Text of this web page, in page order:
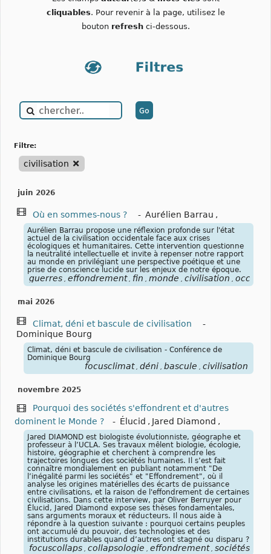
cliquables. Pour revenir à la page, utilisez le
bouton refreshci-dessous.
filtre:
civilisation
juin 2026
Où en sommes-nous ? - Aurélien Barrau ,
Aurélien Barrau propose une réflexion profonde sur l'état
actuel de la civilisation occidentale face aux crises
écologiques et humanitaires. Cette intervention questionne
la neutralité intellectuelle et invite à repenser notre rapport
au monde en privilégiant une perspective poétique et une
prise de conscience lucide sur les enjeux de notre époque.
guerres effondrement fin monde civilisation
mai 2026
Climat, déni et bascule de civilisation
-
Dominique Bourg
Climat, déni et bascule de civilisation - Conférence de
Dominique Bourg
focusclimat déni bascule civilisation
novembre 2025
Pourquoi des sociétés s'effondrent et d'autres
dominent le Monde ?
- Élucid , Jared Diamond ,
Jared DIAMOND est biologiste évolutionniste, géographe et
professeur à l’UCLA. Ses travaux mêlent biologie, écologie,
histoire, géographie et cherchent à comprendre les
trajectoires longues des sociétés humaines. Il s’est fait
connaître mondialement en publiant notamment "De
l’inégalité parmi les sociétés" et "Effondrement", où il
analyse les origines matérielles des écarts de puissance
entre civilisations, et la raison de l'effondrement de certaines
civilisations. Dans cette interview, par Oliver Berruyer pour
Élucid, Jared Diamond expose ses thèses fondamentales,
sans arguments moraux et réducteurs. Il nous aide à
répondre à la question suivante : pourquoi certains peuples
ont accumulé du pouvoir, des technologies et des
institutions durables quand d’autres ont stagné ou disparu ?
focuscollaps collapsologie effondrement sociétés